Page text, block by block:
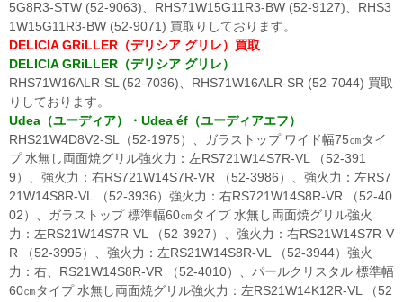
5G8R3-STW (52-9063)、RHS71W15G11R3-BW (52-9127)、RHS3
1W15G11R3-BW (52-9071) 買取りしております。
DELICIA GRiLLER（デリシア グリレ）買取
DELICIA GRiLLER（デリシア グリレ）
RHS71W16ALR-SL (52-7036)、RHS71W16ALR-SR (52-7044) 買取
りしております。
Udea（ユーディア）・Udea éf（ユーディアエフ）
RHS21W4D8V2-SL（52-1975）、ガラストップ ワイド幅75㎝タイ
プ 水無し両面焼グリル強火力：左RS721W14S7R-VL （52-391
9）、強火力：右RS721W14S7R-VR （52-3986）、強火力：左RS7
21W14S8R-VL （52-3936）強火力：右RS721W14S8R-VR （52-40
02）、ガラストップ 標準幅60㎝タイプ 水無し両面焼グリル強火
力：左RS21W14S7R-VL （52-3927）、強火力：右RS21W14S7R-V
R （52-3995）、強火力：左RS21W14S8R-VL （52-3944）強火
力：右、RS21W14S8R-VR （52-4010）、パールクリスタル 標準幅
60㎝タイプ 水無し両面焼グリル強火力：左RS21W14K12R-VL （52